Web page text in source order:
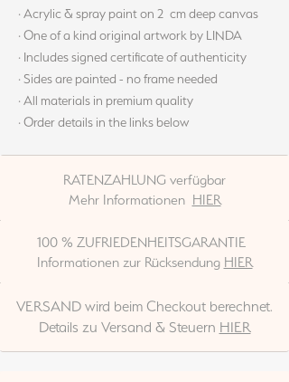
· Acrylic & spray paint on 2 cm deep canvas
· One of a kind original artwork by LINDA
· Includes signed certificate of authenticity
· Sides are painted - no frame needed
· All materials in premium quality
· Order details in the links below
RATENZAHLUNG verfügbar
Mehr Informationen HIER
100 % ZUFRIEDENHEITSGARANTIE
Informationen zur Rücksendung HIER
VERSAND wird beim Checkout berechnet.
Details zu Versand & Steuern HIER